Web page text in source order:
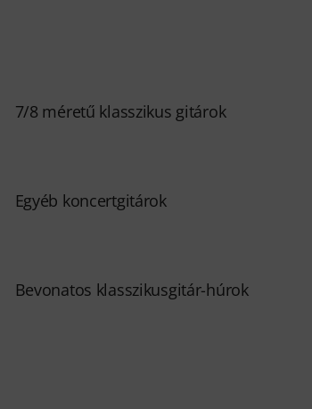
7/8 méretű klasszikus gitárok
Egyéb koncertgitárok
Bevonatos klasszikusgitár-húrok